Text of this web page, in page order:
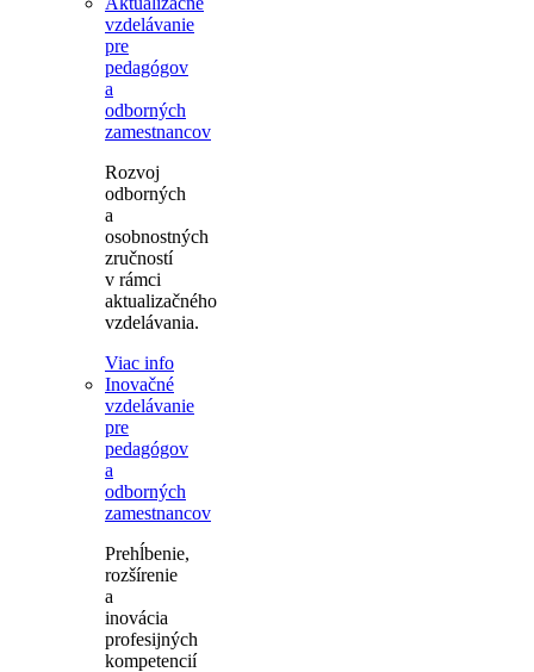
vzdelávanie
pre
pedagógov
a
odborných
zamestnancov
Rozvoj
odborných
a
osobnostných
zručností
v rámci
aktualizačného
vzdelávania.
Viac info
Inovačné
vzdelávanie
pre
pedagógov
a
odborných
zamestnancov
Prehĺbenie,
rozšírenie
a
inovácia
profesijných
kompetencií